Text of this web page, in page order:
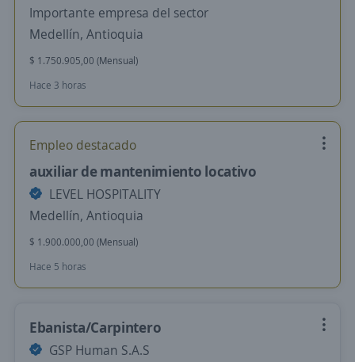
Importante empresa del sector
Medellín, Antioquia
$ 1.750.905,00 (Mensual)
Hace 3 horas
Empleo destacado
auxiliar de mantenimiento locativo
LEVEL HOSPITALITY
Medellín, Antioquia
$ 1.900.000,00 (Mensual)
Hace 5 horas
Ebanista/Carpintero
GSP Human S.A.S